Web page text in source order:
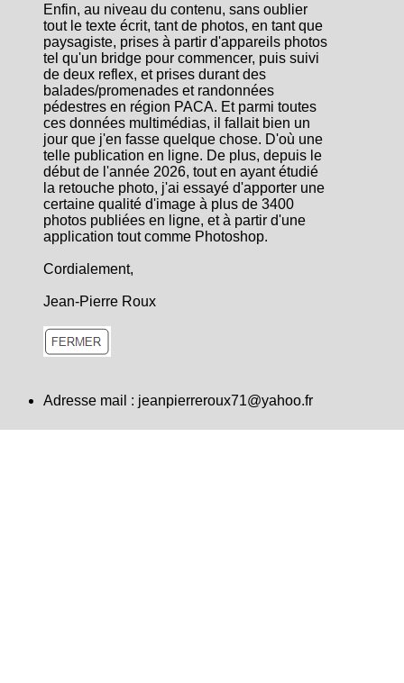
Enfin, au niveau du contenu, sans oublier
tout le texte écrit, tant de photos, en tant que
paysagiste, prises à partir d'appareils photos
tel qu'un bridge pour commencer, puis suivi
de deux reflex, et prises durant des
balades/promenades et randonnées
pédestres en région PACA. Et parmi toutes
ces données multimédias, il fallait bien un
jour que j'en fasse quelque chose. D'où une
telle publication en ligne. De plus, depuis le
début de l'année 2026, tout en ayant étudié
la retouche photo, j'ai essayé d'apporter une
certaine qualité d'image à plus de 3400
photos publiées en ligne, et à partir d'une
application tout comme Photoshop.
Cordialement,
Jean-Pierre Roux
Adresse mail : jeanpierreroux71@yahoo.fr